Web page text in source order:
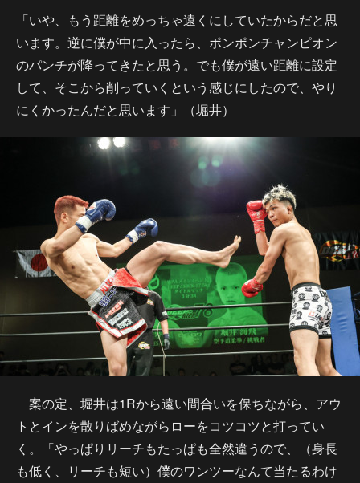
「いや、もう距離をめっちゃ遠くにしていたからだと思
います。逆に僕が中に入ったら、ポンポンチャンピオン
のパンチが降ってきたと思う。でも僕が遠い距離に設定
して、そこから削っていくという感じにしたので、やり
にくかったんだと思います」（堀井）
案の定、堀井は1Rから遠い間合いを保ちながら、アウ
トとインを散りばめながらローをコツコツと打ってい
く。「やっぱりリーチもたっぱも全然違うので、（身長
も低く、リーチも短い）僕のワンツーなんて当たるわけ